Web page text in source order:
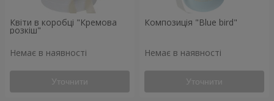
Квіти в коробці "Кремова
розкіш"
Немає в наявності
Уточнити
Композиція "Blue bird"
Немає в наявності
Уточнити